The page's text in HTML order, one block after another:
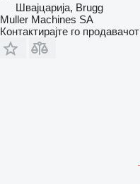
Швајцарија, Brugg
Muller Machines SA
Контактирајте го продавачот